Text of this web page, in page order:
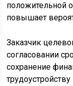
положительной
повышает
Заказчик
согласовании
сохранение